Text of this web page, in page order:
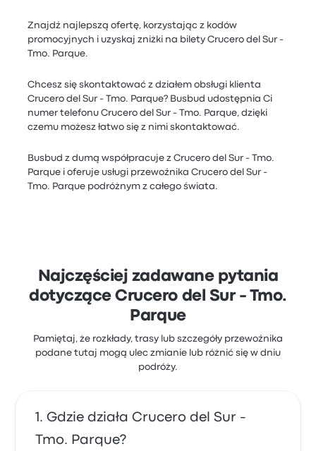
Znajdź najlepszą ofertę, korzystając z kodów
promocyjnych i uzyskaj zniżki na bilety Crucero del Sur -
Tmo. Parque.
Chcesz się skontaktować z działem obsługi klienta
Crucero del Sur - Tmo. Parque? Busbud udostępnia Ci
numer telefonu Crucero del Sur - Tmo. Parque, dzięki
czemu możesz łatwo się z nimi skontaktować.
Busbud z dumą współpracuje z Crucero del Sur - Tmo.
Parque i oferuje usługi przewoźnika Crucero del Sur -
Tmo. Parque podróżnym z całego świata.
Najczęściej zadawane pytania
dotyczące Crucero del Sur - Tmo.
Parque
Pamiętaj, że rozkłady, trasy lub szczegóły przewoźnika
podane tutaj mogą ulec zmianie lub różnić się w dniu
podróży.
Gdzie działa Crucero del Sur -
Tmo. Parque?